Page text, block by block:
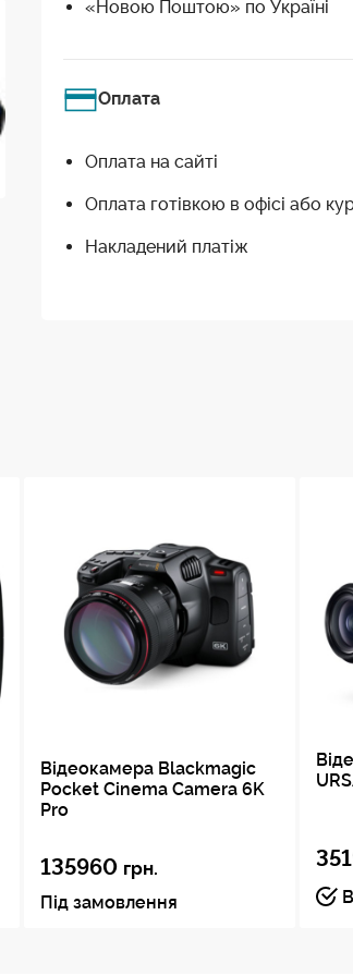
«Новою Поштою» по Україні
Оплата
Оплата на сайті
Оплата готівкою в офісі або
Накладений платіж
Відеокамера Blackmagic
Pocket Cinema Camera 6K
Pro
135960 грн.
Під замовлення